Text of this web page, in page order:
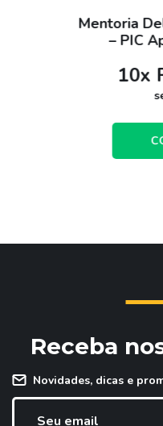
Mentoria
– PIC
10x
Receba
Novidades, dicas e